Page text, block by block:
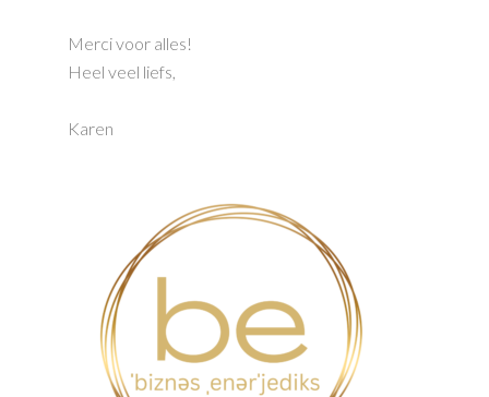
Merci voor alles!
Heel veel liefs,
Karen